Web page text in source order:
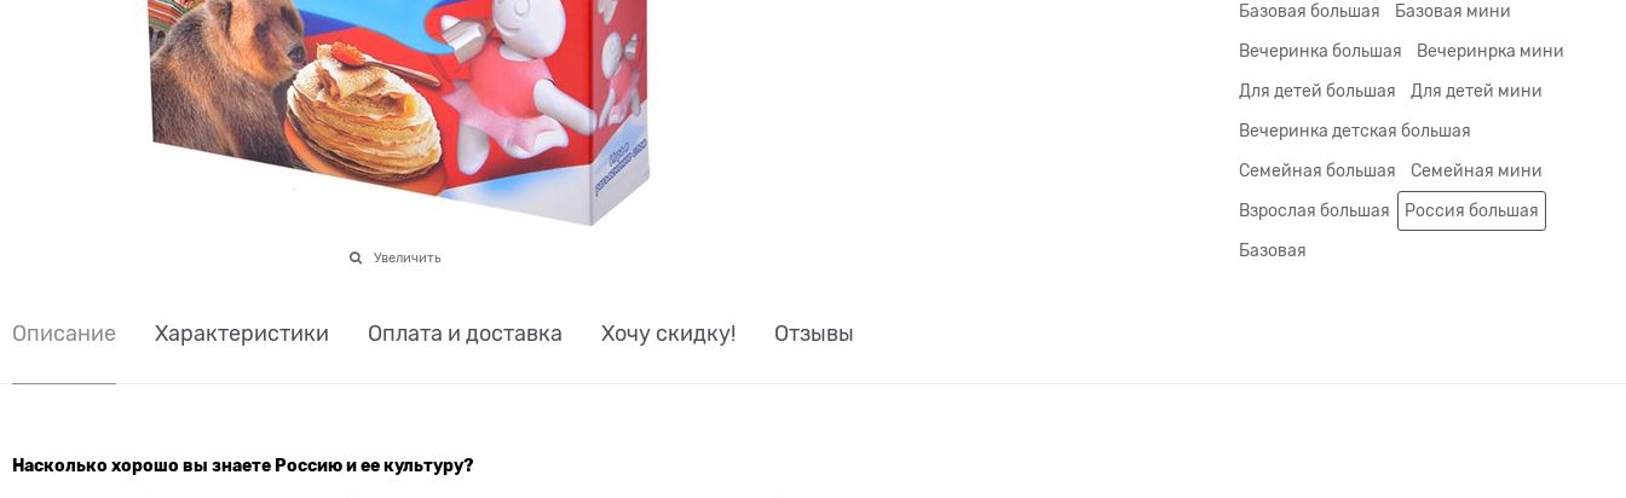
Увеличить
Базовая большая Базовая мини
Вечеринка большая Вечеринрка мини
Для детей большая Для детей мини
Вечеринка детская большая
Семейная большая Семейная мини
Взрослая большая Россия большая
Базовая
Описание Характеристики Оплата и доставка Хочу скидку! Отзывы
Насколько хорошо вы знаете Россию и ее культуру?